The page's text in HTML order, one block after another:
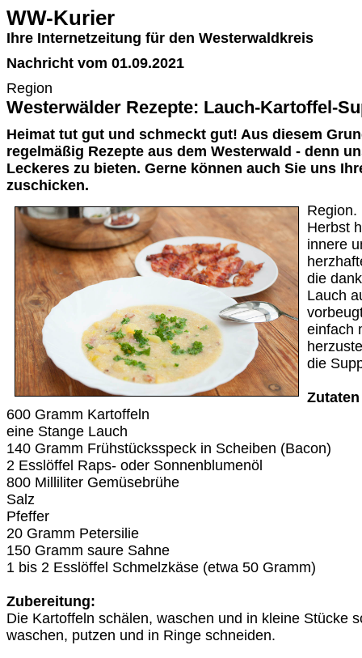
WW-Kurier
Ihre Internetzeitung für den Westerwaldkreis
Nachricht vom 01.09.2021
Region
Westerwälder Rezepte: Lauch-Kartoffel-
Heimat tut gut und schmeckt gut! Aus diesem
regelmäßig Rezepte aus dem Westerwald - denn
Leckeres zu bieten. Gerne können auch Sie uns
zuschicken.
Region.
Herbst
innere
die
Lauch
einfach
die
600 Gramm Kartoffeln
eine Stange Lauch
140 Gramm Frühstücksspeck in Scheiben (Bacon)
2 Esslöffel Raps- oder Sonnenblumenöl
800 Milliliter Gemüsebrühe
Salz
Pfeffer
20 Gramm Petersilie
150 Gramm saure Sahne
1 bis 2 Esslöffel Schmelzkäse (etwa 50 Gramm)
Zubereitung:
Die Kartoffeln schälen, waschen und in kleine Stücke
waschen, putzen und in Ringe schneiden.